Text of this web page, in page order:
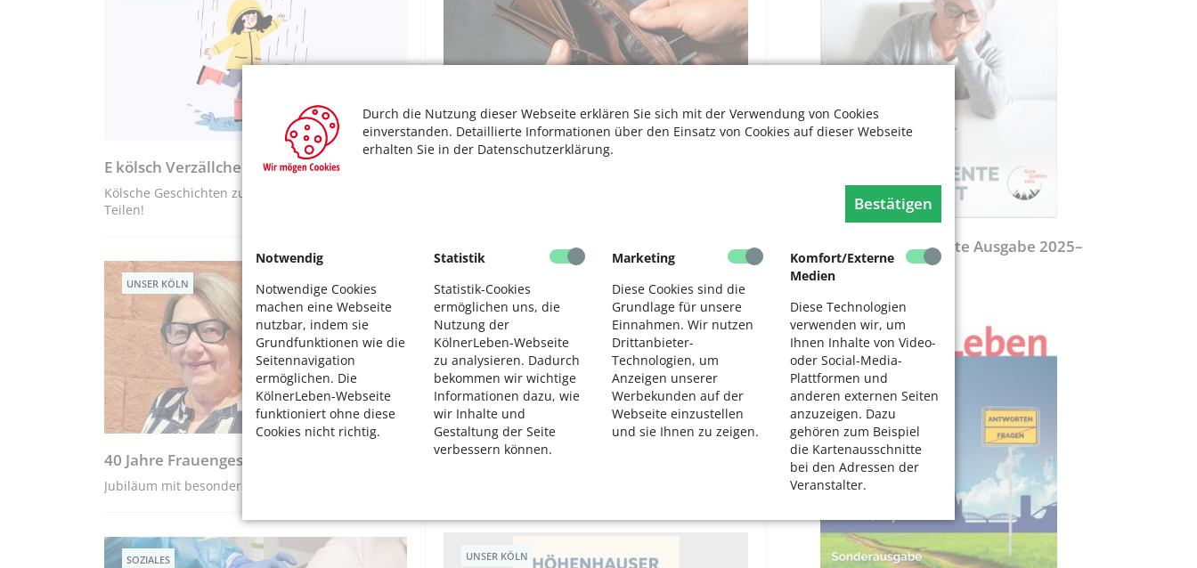
Durch die Nutzung dieser Webseite erklären Sie sich mit der Verwendung von Cookies
einverstanden. Detaillierte Informationen über den Einsatz von Cookies auf dieser Webseite
erhalten Sie in der Datenschutzerklärung.
Bestätigen
Notwendig
Notwendige Cookies
machen eine Webseite
nutzbar, indem sie
Grundfunktionen wie die
Seitennavigation
ermöglichen. Die
KölnerLeben-Webseite
funktioniert ohne diese
Cookies nicht richtig.
Statistik
Statistik-Cookies
ermöglichen uns, die
Nutzung der
KölnerLeben-Webseite
zu analysieren. Dadurch
bekommen wir wichtige
Informationen dazu, wie
wir Inhalte und
Gestaltung der Seite
verbessern können.
Marketing
Diese Cookies sind die
Grundlage für unsere
Einnahmen. Wir nutzen
Drittanbieter-
Technologien, um
Anzeigen unserer
Werbekunden auf der
Webseite einzustellen
und sie Ihnen zu zeigen.
Komfort/Externe
Medien
Diese Technologien
verwenden wir, um
Ihnen Inhalte von Video-
oder Social-Media-
Plattformen und
anderen externen Seiten
anzuzeigen. Dazu
gehören zum Beispiel
die Kartenausschnitte
bei den Adressen der
Veranstalter.
E kölsch Verzällche: En Kahnpartie
Kölsche Geschichten zum Lesen, Vorlesen und
Teilen!
UNSER KÖLN
40 Jahre Frauengeschichtsverein Köln
Jubiläum mit besonderen Veranstaltungen
SOZIALES
Gute Quellen – Hilfen für bedürftige
Ein Buddy für Schwerstkranke
UNSER KÖLN
Wegweiser - Aktualisierte Ausgabe 2025–
2027